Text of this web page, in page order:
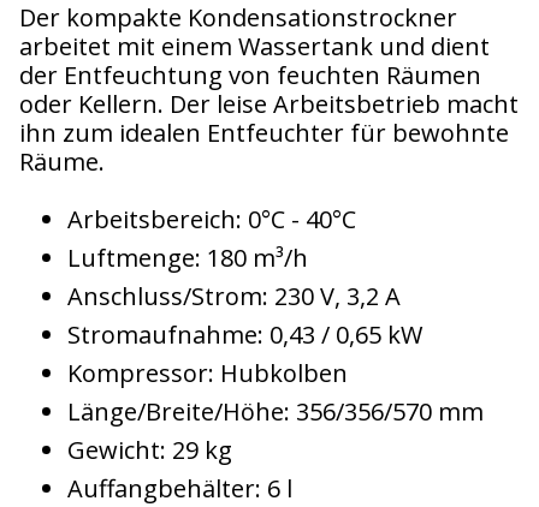
Der kompakte Kondensationstrockner
arbeitet mit einem Wassertank und dient
der Entfeuchtung von feuchten Räumen
oder Kellern. Der leise Arbeitsbetrieb macht
ihn zum idealen Entfeuchter für bewohnte
Räume.
Arbeitsbereich: 0°C - 40°C
Luftmenge: 180 m³/h
Anschluss/Strom: 230 V, 3,2 A
Stromaufnahme: 0,43 / 0,65 kW
Kompressor: Hubkolben
Länge/Breite/Höhe: 356/356/570 mm
Gewicht: 29 kg
Auffangbehälter: 6 l